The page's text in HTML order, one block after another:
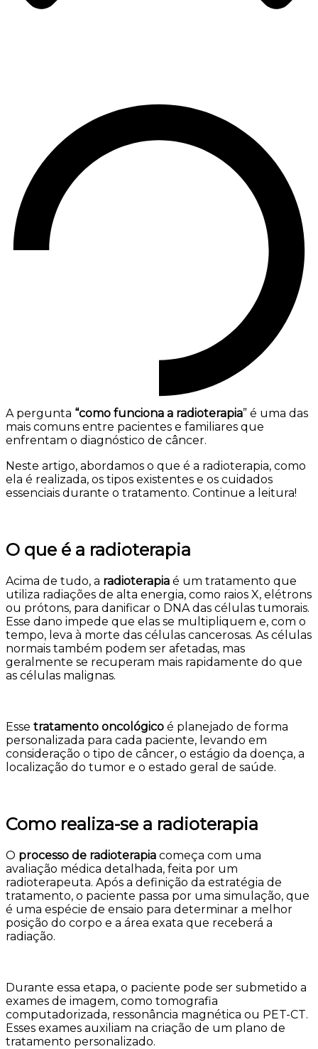
A pergunta “como funciona a radioterapia” é uma das
mais comuns entre pacientes e familiares que
enfrentam o diagnóstico de câncer.
Neste artigo, abordamos o que é a radioterapia, como
ela é realizada, os tipos existentes e os cuidados
essenciais durante o tratamento. Continue a leitura!
O que é a radioterapia
Acima de tudo, a radioterapia é um tratamento que
utiliza radiações de alta energia, como raios X, elétrons
ou prótons, para danificar o DNA das células tumorais.
Esse dano impede que elas se multipliquem e, com o
tempo, leva à morte das células cancerosas. As células
normais também podem ser afetadas, mas
geralmente se recuperam mais rapidamente do que
as células malignas.
Esse tratamento oncológico é planejado de forma
personalizada para cada paciente, levando em
consideração o tipo de câncer, o estágio da doença, a
localização do tumor e o estado geral de saúde.
Como realiza-se a radioterapia
O processo de radioterapia começa com uma
avaliação médica detalhada, feita por um
radioterapeuta. Após a definição da estratégia de
tratamento, o paciente passa por uma simulação, que
é uma espécie de ensaio para determinar a melhor
posição do corpo e a área exata que receberá a
radiação.
Durante essa etapa, o paciente pode ser submetido a
exames de imagem, como tomografia
computadorizada, ressonância magnética ou PET-CT.
Esses exames auxiliam na criação de um plano de
tratamento personalizado.